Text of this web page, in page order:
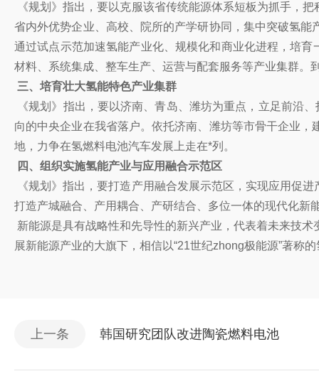
《规划》指出，要以克服该省传统能源体系短板为抓手，
省内外优势企业、高校、院所的产学研协同，集中突破氢
通过试点示范加速氢能产业化、规模化和商业化进程，培
材料、系统集成、整车生产、运营与配套服务等产业集群。
三、培育壮大氢能特色产业集群
《规划》指出，要以济南、青岛、潍坊为重点，立足前沿
向的中央企业在我省落户。依托济南、潍坊等市骨干企业
地，力争在氢燃料电池汽车发展上走在*列。
四、组织实施氢能产业与应用融合示范区
《规划》指出，要打造产用融合发展示范区，实现应用促
打造产城融合、产用耦合、产研结合、多位一体的现代化新
新能源是具有战略性和先导性的新兴产业，代表着未来技
展新能源产业的大旗下，相信以“21世纪zhong极能源”著称
上一条 韩国研究团队改进陶瓷燃料电池